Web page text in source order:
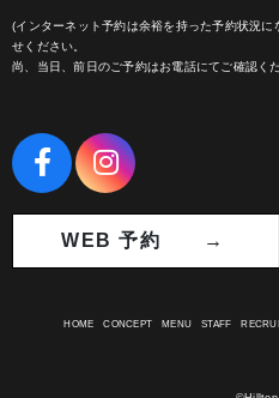
(インターネット予約は余裕を持った予約状況
せください。
尚、当日、前日のご予約はお電話にてご確認く
WEB 予約 →
HOME CONCEPT MENU STAFF